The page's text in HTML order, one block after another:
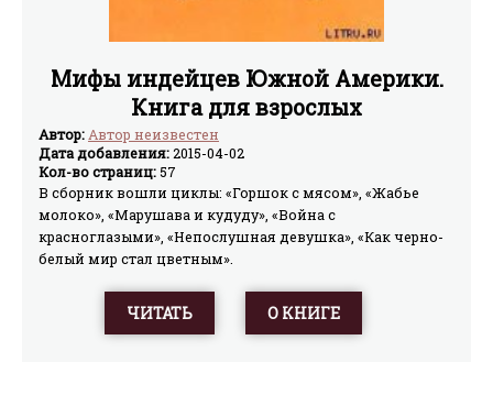
Мифы индейцев Южной Америки.
Книга для взрослых
Автор:Автор неизвестен
Дата добавления:2015-04-02
Кол-во страниц: 57
В сборник вошли циклы: «Горшок с мясом», «Жабье
молоко», «Марушава и кудуду», «Война с
красноглазыми», «Непослушная девушка», «Как черно-
белый мир стал цветным».
ЧИТАТЬ О КНИГЕ